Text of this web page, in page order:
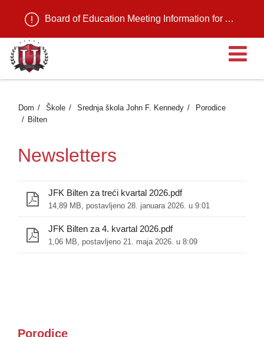
Board of Education Meeting Information for August 11, 2026
Dom Škole Srednja škola John F. Kennedy
Porodice
Bilten
Newsletters
JFK Bilten za treći kvartal 2026.pdf
14,89 MB, postavljeno 28. januara 2026. u 9:01
JFK Bilten za 4. kvartal 2026.pdf
1,06 MB, postavljeno 21. maja 2026. u 8:09
Porodice